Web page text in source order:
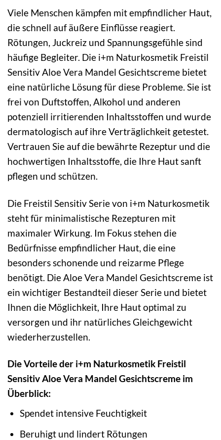
Viele Menschen kämpfen mit empfindlicher Haut,
die schnell auf äußere Einflüsse reagiert.
Rötungen, Juckreiz und Spannungsgefühle sind
häufige Begleiter. Die i+m Naturkosmetik Freistil
Sensitiv Aloe Vera Mandel Gesichtscreme bietet
eine natürliche Lösung für diese Probleme. Sie ist
frei von Duftstoffen, Alkohol und anderen
potenziell irritierenden Inhaltsstoffen und wurde
dermatologisch auf ihre Verträglichkeit getestet.
Vertrauen Sie auf die bewährte Rezeptur und die
hochwertigen Inhaltsstoffe, die Ihre Haut sanft
pflegen und schützen.
Die Freistil Sensitiv Serie von i+m Naturkosmetik
steht für minimalistische Rezepturen mit
maximaler Wirkung. Im Fokus stehen die
Bedürfnisse empfindlicher Haut, die eine
besonders schonende und reizarme Pflege
benötigt. Die Aloe Vera Mandel Gesichtscreme ist
ein wichtiger Bestandteil dieser Serie und bietet
Ihnen die Möglichkeit, Ihre Haut optimal zu
versorgen und ihr natürliches Gleichgewicht
wiederherzustellen.
Die Vorteile der i+m Naturkosmetik Freistil
Sensitiv Aloe Vera Mandel Gesichtscreme im
Überblick:
Spendet intensive Feuchtigkeit
Beruhigt und lindert Rötungen